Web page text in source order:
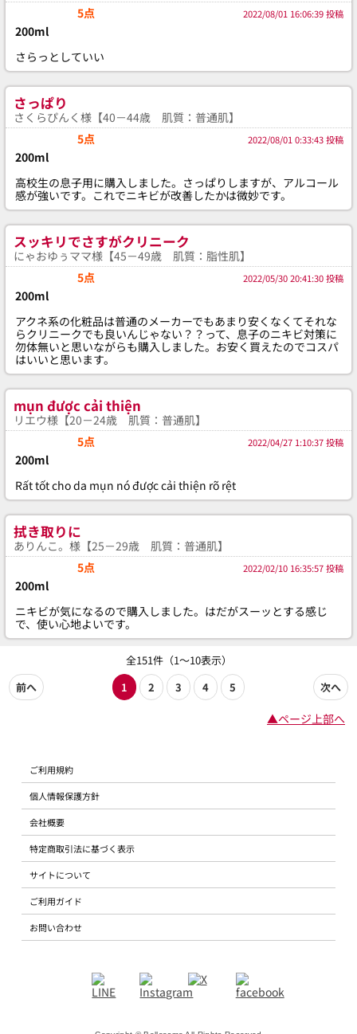
5点
2022/08/01 16:06:39 投稿
200ml
さらっとしていい
さっぱり
さくらぴんく様【40－44歳 肌質：普通肌】
5点
2022/08/01 0:33:43 投稿
200ml
高校生の息子用に購入しました。さっぱりしますが、アルコール
感が強いです。これでニキビが改善したかは微妙です。
スッキリでさすがクリニーク
にゃおゆぅママ様【45－49歳 肌質：脂性肌】
5点
2022/05/30 20:41:30 投稿
200ml
アクネ系の化粧品は普通のメーカーでもあまり安くなくてそれな
らクリニークでも良いんじゃない？？って、息子のニキビ対策に
勿体無いと思いながらも購入しました。お安く買えたのでコスパ
はいいと思います。
mụn được cải thiện
リエウ様【20－24歳 肌質：普通肌】
5点
2022/04/27 1:10:37 投稿
200ml
Rất tốt cho da mụn nó được cải thiện rõ rệt
拭き取りに
ありんこ。様【25－29歳 肌質：普通肌】
5点
2022/02/10 16:35:57 投稿
200ml
ニキビが気になるので購入しました。はだがスーッとする感じ
で、使い心地よいです。
全151件（1～10表示）
前へ
1 2 3 4 5 次へ
▲ページ上部へ
ご利用規約
個人情報保護方針
会社概要
特定商取引法に基づく表示
サイトについて
ご利用ガイド
お問い合わせ